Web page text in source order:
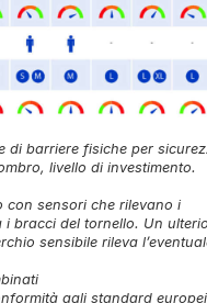
di barriere fisiche per
livello di investimento.
con sensori che rilevano i
bracci del tornello. Un
sensibile rileva
agli standard europei